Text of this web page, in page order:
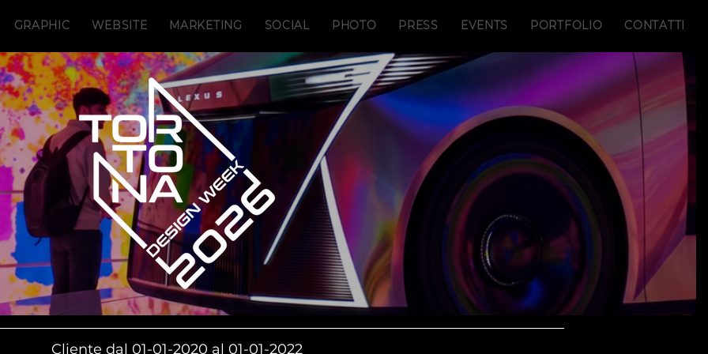
GRAPHIC WEBSITE MARKETING SOCIAL PHOTO PRESS EVENTS PORTFOLIO CONTATTI
Cliente dal 01-01-2020 al 01-01-2022